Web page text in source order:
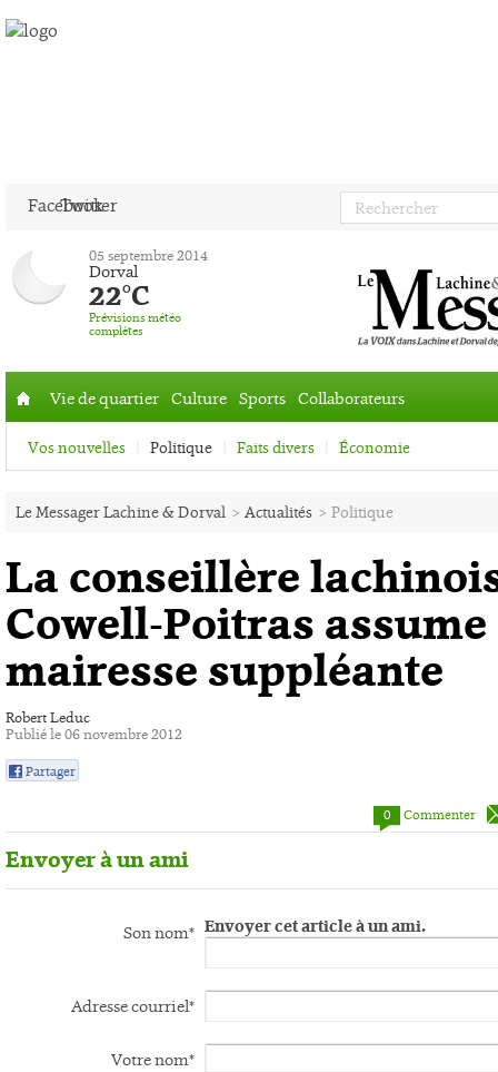
Facebook
Twitter
05 septembre 2014
Dorval
22°C
Prévisions météo
complètes
Accueil
Vie de quartier Culture Sports Collaborateurs
Vos nouvelles Politique Faits divers Économie
Le Messager Lachine & Dorval > Actualités > Politique
La conseillère
Cowell-Poitras
mairesse suppléante
Robert Leduc
Publié le 06 novembre 2012
Partager
0
Commenter
Envoyer à un ami
Envoyer cet article à un ami.
Son nom*
Adresse courriel*
Votre nom*